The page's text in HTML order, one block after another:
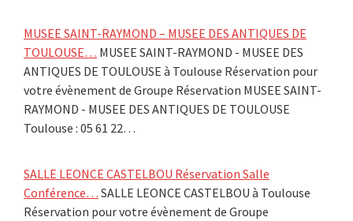
MUSEE SAINT-RAYMOND – MUSEE DES ANTIQUES DE
TOULOUSE… MUSEE SAINT-RAYMOND - MUSEE DES
ANTIQUES DE TOULOUSE à Toulouse Réservation pour
votre évènement de Groupe Réservation MUSEE SAINT-
RAYMOND - MUSEE DES ANTIQUES DE TOULOUSE
Toulouse : 05 61 22…
SALLE LEONCE CASTELBOU Réservation Salle
Conférence… SALLE LEONCE CASTELBOU à Toulouse
Réservation pour votre évènement de Groupe